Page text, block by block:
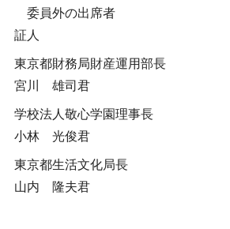
委員外の出席者
証人
東京都財務局財産運用部長
宮川 雄司君
学校法人敬心学園理事長
小林 光俊君
東京都生活文化局長
山内 隆夫君